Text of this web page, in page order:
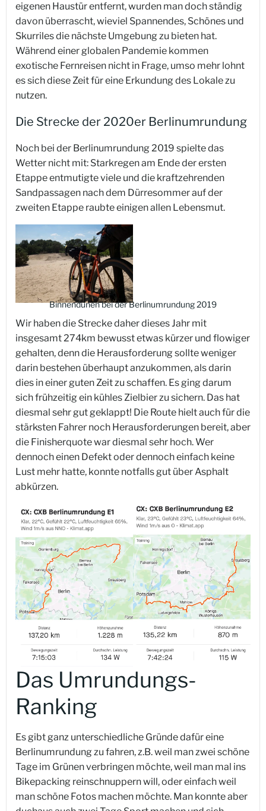
eigenen Haustür entfernt, wurden man doch ständig
davon überrascht, wieviel Spannendes, Schönes und
Skurriles die nächste Umgebung zu bieten hat.
Während einer globalen Pandemie kommen
exotische Fernreisen nicht in Frage, umso mehr lohnt
es sich diese Zeit für eine Erkundung des Lokale zu
nutzen.
Die Strecke der 2020er Berlinumrundung
Noch bei der Berlinumrundung 2019 spielte das
Wetter nicht mit: Starkregen am Ende der ersten
Etappe entmutigte viele und die kraftzehrenden
Sandpassagen nach dem Dürresommer auf der
zweiten Etappe raubte einigen allen Lebensmut.
Binnendünen bei der Berlinumrundung 2019
Wir haben die Strecke daher dieses Jahr mit
insgesamt 274km bewusst etwas kürzer und flowiger
gehalten, denn die Herausforderung sollte weniger
darin bestehen überhaupt anzukommen, als darin
dies in einer guten Zeit zu schaffen. Es ging darum
sich frühzeitig ein kühles Zielbier zu sichern. Das hat
diesmal sehr gut geklappt! Die Route hielt auch für die
stärksten Fahrer noch Herausforderungen bereit, aber
die Finisherquote war diesmal sehr hoch. Wer
dennoch einen Defekt oder dennoch einfach keine
Lust mehr hatte, konnte notfalls gut über Asphalt
abkürzen.
Das Umrundungs-
Ranking
Es gibt ganz unterschiedliche Gründe dafür eine
Berlinumrundung zu fahren, z.B. weil man zwei schöne
Tage im Grünen verbringen möchte, weil man mal ins
Bikepacking reinschnuppern will, oder einfach weil
man schöne Fotos machen möchte. Man konnte aber